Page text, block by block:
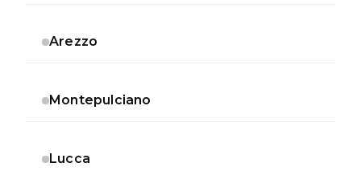
Arezzo
Montepulciano
Lucca